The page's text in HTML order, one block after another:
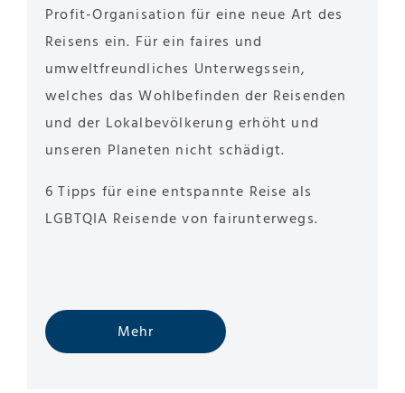
Profit-Organisation für eine neue Art des
Reisens ein. Für ein faires und
umweltfreundliches Unterwegssein,
welches das Wohlbefinden der Reisenden
und der Lokalbevölkerung erhöht und
unseren Planeten nicht schädigt.
6 Tipps für eine entspannte Reise als
LGBTQIA Reisende von fairunterwegs.
Mehr